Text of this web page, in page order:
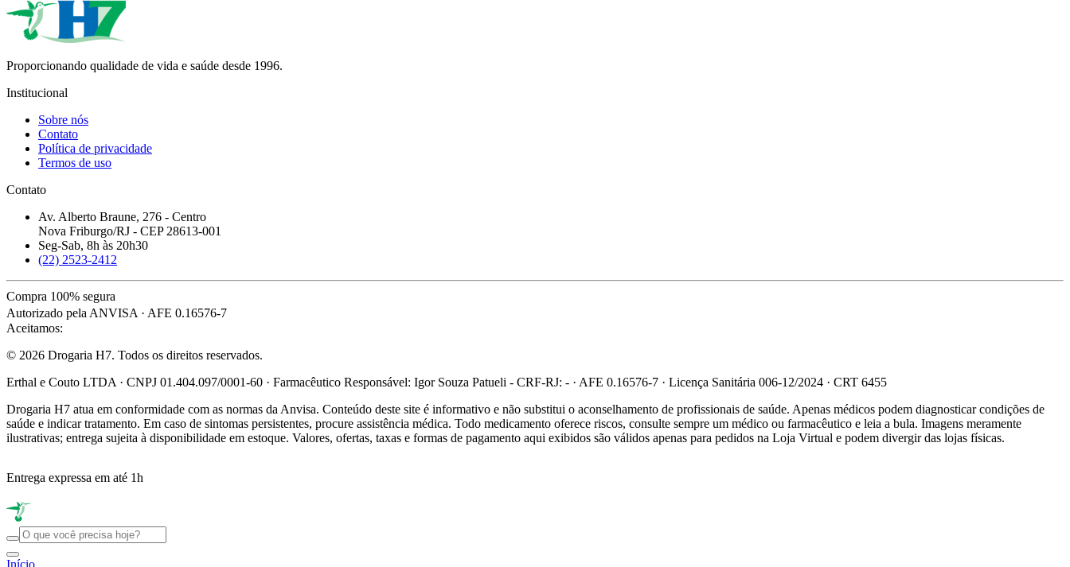
Proporcionando qualidade de vida e saúde desde 1996.
Institucional
Sobre nós
Contato
Política de privacidade
Termos de uso
Contato
Av. Alberto Braune, 276 - Centro
Nova Friburgo/RJ - CEP 28613-001
Seg-Sab, 8h às 20h30
(22) 2523-2412
Compra 100% segura
Autorizado pela ANVISA · AFE 0.16576-7
Aceitamos:
© 2026 Drogaria H7. Todos os direitos reservados.
Erthal e Couto LTDA · CNPJ 01.404.097/0001-60 · Farmacêutico Responsável: Igor Souza Patueli - CRF-RJ: - · AFE 0.16576-7 · Licença Sanitária 006-12/2024 · CRT 6455
Drogaria H7 atua em conformidade com as normas da Anvisa. Conteúdo deste site é informativo e não substitui o aconselhamento de profissionais de saúde. Apenas médicos podem diagnosticar condições de
saúde e indicar tratamento. Em caso de sintomas persistentes, procure assistência médica. Todo medicamento oferece riscos, consulte sempre um médico ou farmacêutico e leia a bula. Imagens meramente
ilustrativas; entrega sujeita à disponibilidade em estoque. Valores, ofertas, taxas e formas de pagamento aqui exibidos são válidos apenas para pedidos na Loja Virtual e podem divergir das lojas físicas.
Entrega expressa em até 1h
Início